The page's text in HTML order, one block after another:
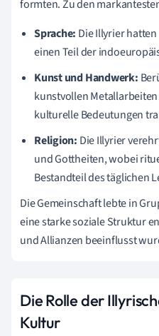
formten. Zu den
Sprache: Die Illyrier
einen Teil der
Kunst und Handwerk:
kunstvollen
kulturelle Bedeutungen
Religion: Die Illyrier
und Gottheiten, wobei
Bestandteil des täglichen
Die Gemeinschaft lebte in
eine starke soziale Struktur
und Allianzen beeinflusst
Die Rolle der
Kultur